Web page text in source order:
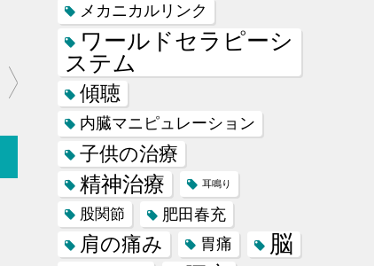
メカニカルリンク
ワールドセラピーシ
ステム
傾聴
内臓マニピュレーション
子供の治療
精神治療 耳鳴り
股関節 肥田春充
肩の痛み 胃痛 脳